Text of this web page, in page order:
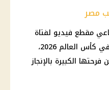
مصر
مقطع فيديو لفتاة
العالم 2026
،
الكبيرة بالإنجاز